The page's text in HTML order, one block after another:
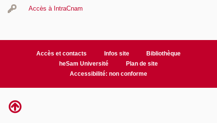
Accès à IntraCnam
Accès et contacts Infos site
Bibliothèque
heSam Université
Plan de site
Accessibilité: non conforme